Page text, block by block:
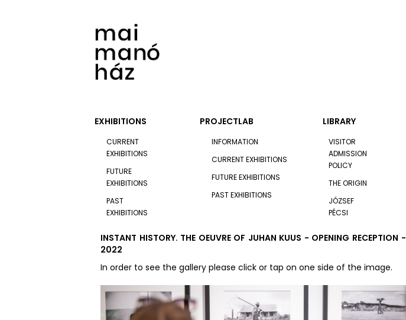
EXHIBITIONS
CURRENT
EXHIBITIONS
FUTURE
EXHIBITIONS
PAST
EXHIBITIONS
PROJECTLAB
INFORMATION
CURRENT EXHIBITIONS
FUTURE EXHIBITIONS
PAST EXHIBITIONS
LIBRARY
VISITOR
ADMISSION
POLICY
THE ORIGIN
JÓZSEF
PÉCSI
INSTANT HISTORY. THE OEUVRE OF JUHAN KUUS - OPENING RECEPTION
2022
In order to see the gallery please click or tap on one side of the image.